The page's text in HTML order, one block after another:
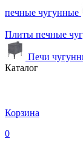
печные чугунные
Плиты печные
Печи
Каталог
Корзина
0